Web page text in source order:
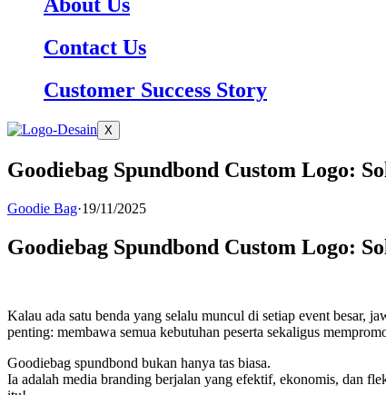
Contact Us
Customer Success Story
X
Goodiebag Spundbond Custom Logo:
Goodie Bag·19/11/2025
Goodiebag Spundbond Custom Logo:
Kalau ada satu benda yang selalu muncul di setiap event besar,
penting: membawa semua kebutuhan peserta sekaligus
Goodiebag spundbond bukan hanya tas biasa.
Ia adalah media branding berjalan yang efektif, ekonomis, dan